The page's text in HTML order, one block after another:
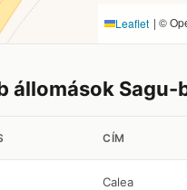
Leaflet | ©
állomások Sagu-
CÍM
Calea